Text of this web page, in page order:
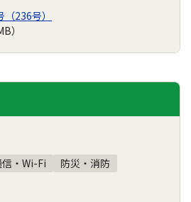
236号）
）
・Wi-Fi 防災・消防